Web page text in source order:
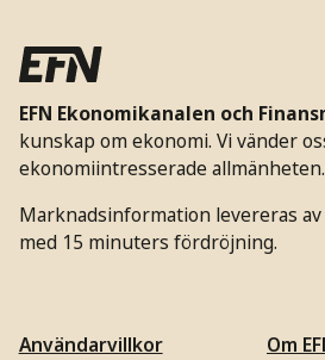
EFN Ekonomikanalen och
kunskap om ekonomi. Vi vänder
ekonomiintresserade allmänheten.
Marknadsinformation levereras
med 15 minuters fördröjning.
Användarvillkor
Om